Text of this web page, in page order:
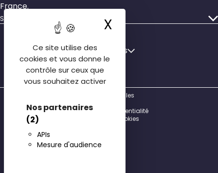
Ce site utilise des
cookies et vous donne le
contrôle sur ceux que
vous souhaitez activer
Nos partenaires
(2)
APIs
Mesure d'audience
X Masquer le
France.
Services
Faire gérer mon bien
Qui sommes-nous
Nos agences
Contactez-nous
FAQ locataire
Découvrir Colocatère
Honoraires de location
Français
Français
English
Español
Mentions légales
Politique de confidentialité
Gestion des cookies